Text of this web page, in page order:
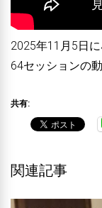
2025年11月5日
64セッションの
共有:
関連記事